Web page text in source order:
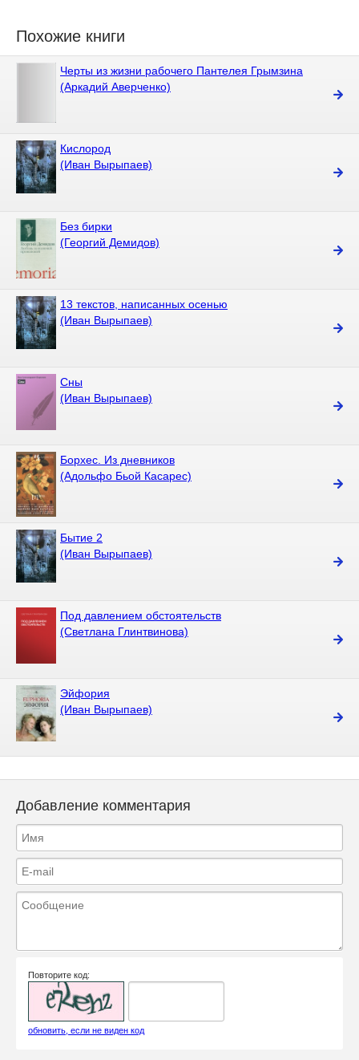
Похожие книги
Черты из жизни рабочего Пантелея Грымзина
(Аркадий Аверченко)
Кислород
(Иван Вырыпаев)
Без бирки
(Георгий Демидов)
13 текстов, написанных осенью
(Иван Вырыпаев)
Сны
(Иван Вырыпаев)
Борхес. Из дневников
(Адольфо Бьой Касарес)
Бытие 2
(Иван Вырыпаев)
Под давлением обстоятельств
(Светлана Глинтвинова)
Эйфория
(Иван Вырыпаев)
Добавление комментария
Повторите код:
обновить, если не виден код